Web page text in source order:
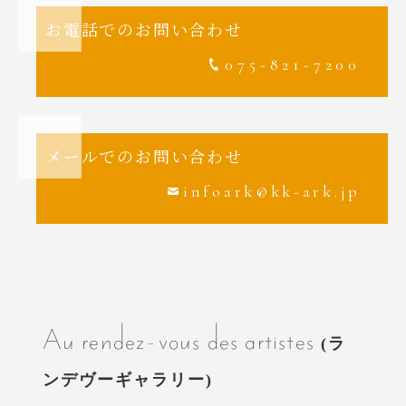
お電話でのお問い合わせ
075-821-7200
メールでのお問い合わせ
infoark@kk-ark.jp
Au rendez-vous des artistes